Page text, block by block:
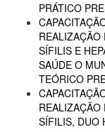
PRÁTICO
REALIZAÇÃO
SÍFILIS E
SAÚDE O
TEÓRICO
REALIZAÇÃO
SÍFILIS, DUO